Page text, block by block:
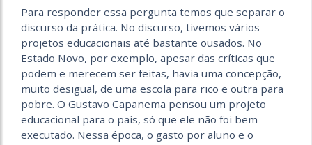
Para responder essa pergunta temos que separar o
discurso da prática. No discurso, tivemos vários
projetos educacionais até bastante ousados. No
Estado Novo, por exemplo, apesar das críticas que
podem e merecem ser feitas, havia uma concepção,
muito desigual, de uma escola para rico e outra para
pobre. O Gustavo Capanema pensou um projeto
educacional para o país, só que ele não foi bem
executado. Nessa época, o gasto por aluno e o